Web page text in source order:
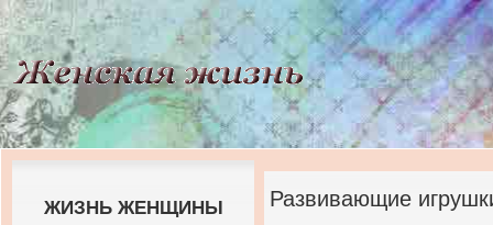
Развивающие
ЖИЗНЬ ЖЕНЩИНЫ